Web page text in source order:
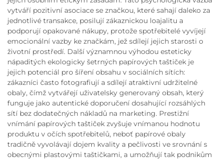
vytváří pozitivní asociace se značkou, které sahají daleko za
jednotlivé transakce, posilují zákaznickou loajalitu a
podporují opakované nákupy, protože spotřebitelé vyvíjejí
emocionální vazby ke značkám, jež sdílejí jejich starosti o
životní prostředí. Další významnou výhodou esteticky
nápaditých ekologicky šetrných papírových taštiček je
jejich potenciál pro šíření obsahu v sociálních sítích:
zákazníci často fotografiují a sdílejí atraktivní udržitelné
obaly, čímž vytvářejí uživatelsky generovaný obsah, který
funguje jako autentické doporučení dosahující rozsáhlých
sítí bez dodatečných nákladů na marketing. Prestižní
vnímání papírových taštiček zvyšuje vnímanou hodnotu
produktu v očích spotřebitelů, neboť papírové obaly
tradičně vyvolávají dojem kvality a pečlivosti ve srovnání s
obecnými plastovými taštičkami, a umožňují tak podnikům